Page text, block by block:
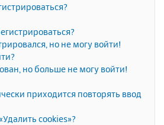
но не могу войти!
но больше не могу войти!
приходится повторять ввод
cookies»?